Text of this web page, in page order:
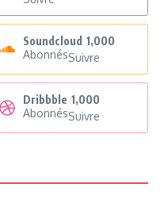
Soundcloud 1,000
AbonnésSuivre
Dribbble 1,000
AbonnésSuivre